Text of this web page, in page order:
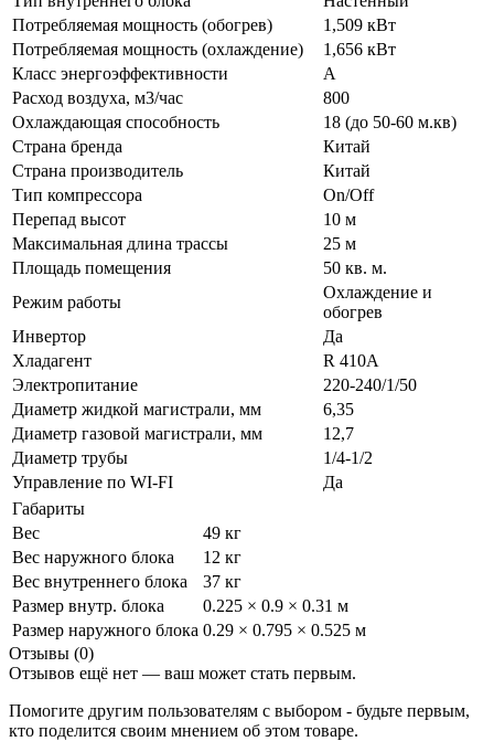
Потребляемая мощность (обогрев)
1,509 кВт
Потребляемая мощность (охлаждение)
1,656 кВт
Класс энергоэффективности
A
Расход воздуха, м3/час
800
Охлаждающая способность
18 (до 50-60 м.кв)
Страна бренда
Китай
Страна производитель
Китай
Тип компрессора
On/Off
Перепад высот
10 м
Максимальная длина трассы
25 м
Площадь помещения
50 кв. м.
Режим работы
Охлаждение и
обогрев
Инвертор
Да
Хладагент
R 410A
Электропитание
220-240/1/50
Диаметр жидкой магистрали, мм
6,35
Диаметр газовой магистрали, мм
12,7
Диаметр трубы
1/4-1/2
Управление по WI-FI
Да
Габариты
Вес
49 кг
Вес наружного блока
12 кг
Вес внутреннего блока
37 кг
Размер внутр. блока
0.225 × 0.9 × 0.31 м
Размер наружного блока 0.29 × 0.795 × 0.525 м
Отзывы (0)
Отзывов ещё нет — ваш может стать первым.
Помогите другим пользователям с выбором - будьте первым,
кто поделится своим мнением об этом товаре.